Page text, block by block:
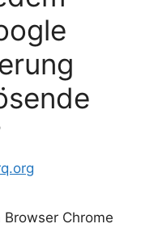
Chrome